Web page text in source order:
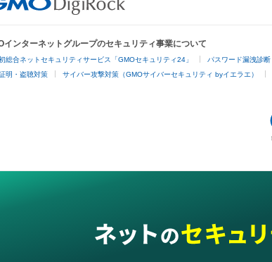
インターネットグループのセキュリティ事業について
総合ネットセキュリティサービス「GMOセキュリティ24」 パスワード漏洩診断
明・盗聴対策 サイバー攻撃対策（GMOサイバーセキュリティ byイエラエ）